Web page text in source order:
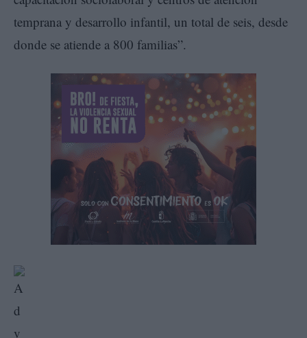
temprana y desarrollo infantil, un total de seis, desde
donde se atiende a 800 familias”.